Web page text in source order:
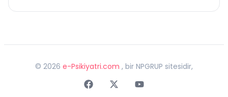
© 2026 e-Psikiyatri.com , bir NPGRUP sitesidir,